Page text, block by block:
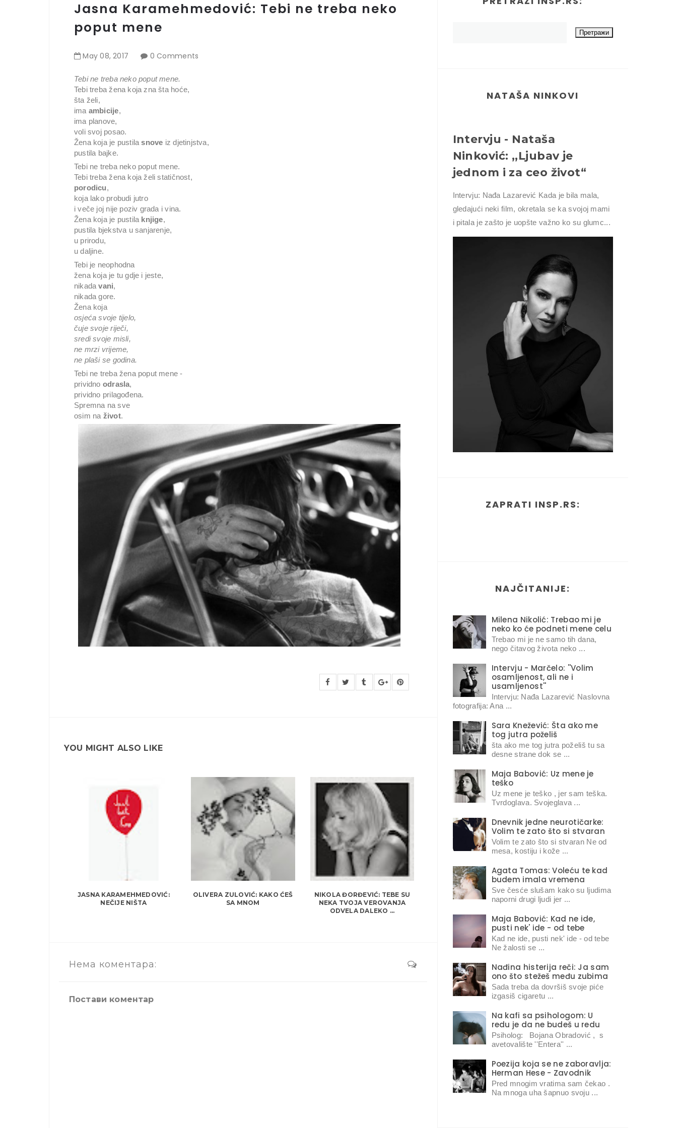
Jasna Karamehmedović: Tebi ne treba neko
poput mene
May 08,2017 0 Comments
Tebi ne treba neko poput mene.
Tebi treba žena koja zna šta hoće,
šta želi,
ima ambicije,
ima planove,
voli svoj posao.
Žena koja je pustilasnove iz djetinjstva,
pustila bajke.
Tebi ne treba neko poput mene.
Tebi treba žena koja želi statičnost,
porodicu,
koja lako probudi jutro
i veče joj nije poziv grada i vina.
Žena koja je pustila knjige,
pustila bjekstva u sanjarenje,
u prirodu,
u daljine.
Tebi je neophodna
žena koja je tu gdje i jeste,
nikadavani,
nikada gore.
Žena koja
osjeća svoje tijelo,
čuje svoje riječi,
sredi svoje misli,
ne mrzi vrijeme,
ne plaši se godina.
Tebi ne treba žena poput mene -
prividno odrasla,
prividno prilagođena.
Spremna na sve
osim na život.
YOU MIGHT ALSO LIKE
JASNA KARAMEHMEDOVIĆ:
NEČIJE NIŠTA
OLIVERA ZULOVIĆ: KAKO ĆEŠ
SA MNOM
NIKOLA ĐORĐEVIĆ: TEBE SU
NEKA TVOJA VEROVANJA
ODVELA DALEKO ...
Нема коментара:
Постави коментар
NATAŠA NINKOVI
Intervju - Nataša
Ninković: ,,Ljubav je
jednom i za ceo život“
Intervju: Nađa Lazarević Kada je bila mala,
gledajući neki film, okretala se ka svojoj mami
i pitala je zašto je uopšte važno ko su glumc...
ZAPRATI INSP.RS:
NAJČITANIJE:
Milena Nikolić: Trebao mi je
neko ko će podneti mene celu
Trebao mi je ne samo tih dana,
nego čitavog života neko ...
Intervju - Marčelo: ''Volim
osamljenost, ali ne i
usamljenost''
Intervju: Nađa Lazarević Naslovna
fotografija: Ana ...
Sara Knežević: Šta ako me
tog jutra poželiš
šta ako me tog jutra poželiš tu sa
desne strane dok se ...
Maja Babović: Uz mene je
teško
Uz mene je teško , jer sam teška.
Tvrdoglava. Svojeglava ...
Dnevnik jedne neurotičarke:
Volim te zato što si stvaran
Volim te zato što si stvaran Ne od
mesa, kostiju i kože ...
Agata Tomas: Voleću te kad
budem imala vremena
Sve česće slušam kako su ljudima
naporni drugi ljudi jer ...
Maja Babović: Kad ne ide,
pusti nek' ide - od tebe
Kad ne ide, pusti nek' ide - od tebe
Ne žalosti se ...
Nađina histerija reči: Ja sam
ono što stežeš među zubima
Sada treba da dovršiš svoje piće
izgasiš cigaretu ...
Na kafi sa psihologom: U
redu je da ne budeš u redu
Psiholog: Bojana Obradović , s
avetovalište ''Entera'' ...
Poezija koja se ne zaboravlja:
Herman Hese - Zavodnik
Pred mnogim vratima sam čekao .
Na mnoga uha šapnuo svoju ...